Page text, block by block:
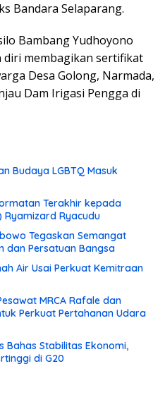
Bandara Selaparang.
Bambang Yudhoyono
diri membagikan sertifikat
Desa Golong, Narmada,
Dam Irigasi Pengga di
Budaya LGBTQ Masuk
Terakhir kepada
Ryamizard Ryacudu
Tegaskan Semangat
dan Persatuan Bangsa
Air Usai Perkuat Kemitraan
MRCA Rafale dan
Perkuat Pertahanan Udara
Bahas Stabilitas Ekonomi,
di G20